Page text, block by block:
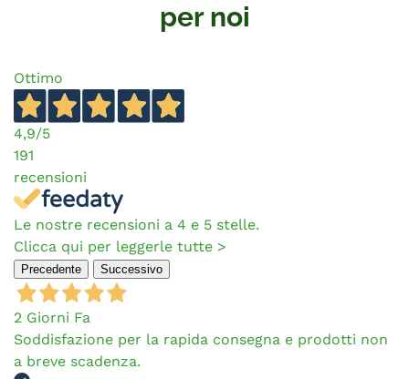
per noi
Ottimo
4,9/5
191
recensioni
Le nostre recensioni a 4 e 5 stelle.
Clicca qui per leggerle tutte >
Precedente Successivo
2 Giorni Fa
Soddisfazione per la rapida consegna e prodotti non
a breve scadenza.